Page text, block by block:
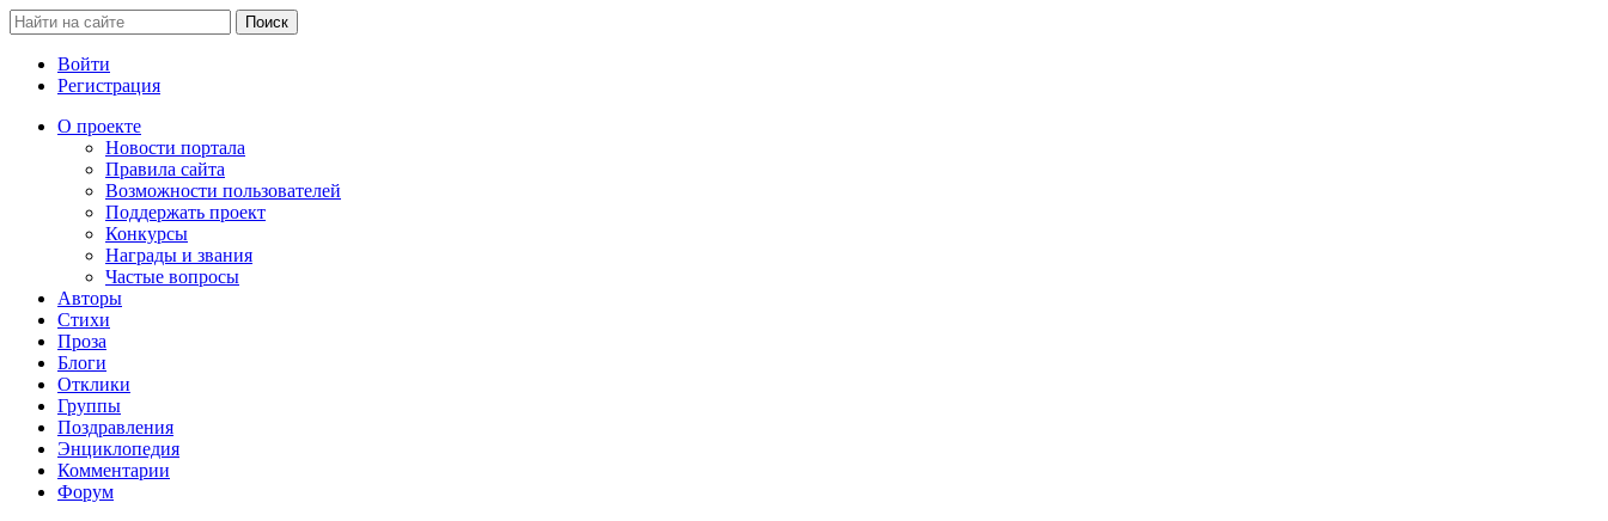
Войти
Регистрация
О проекте
Новости портала
Правила сайта
Возможности пользователей
Поддержать проект
Конкурсы
Награды и звания
Частые вопросы
Авторы
Стихи
Проза
Блоги
Отклики
Группы
Поздравления
Энциклопедия
Комментарии
Форум